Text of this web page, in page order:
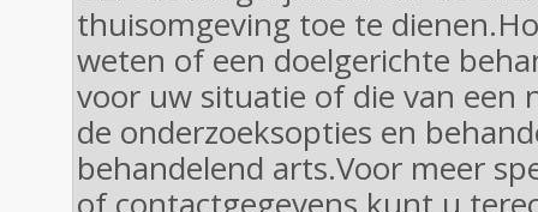
thuisomgeving toe te
weten of een doelgerichte
voor uw situatie of die van een
de onderzoeksopties en
behandelend arts.Voor meer